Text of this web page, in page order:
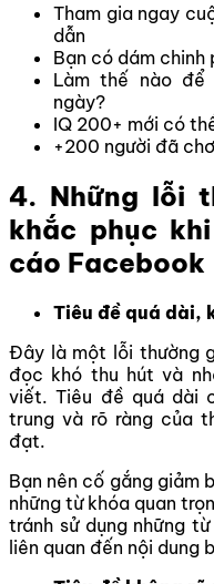
Tham gia ngay
dẫn
Bạn có dám chinh
Làm thế nào để
ngày?
IQ 200+ mới có
+200 người đã
4. Những lỗi
khắc phục
cáo Facebook
Tiêu đề quá dài,
Đây là một lỗi thường
đọc khó thu hút và
viết. Tiêu đề quá dài
trung và rõ ràng của
đạt.
Bạn nên cố gắng giảm
những từ khóa quan
tránh sử dụng những
liên quan đến nội dung